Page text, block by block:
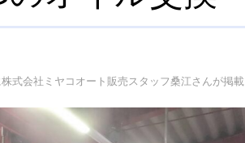
式会社ミヤコオート販売スタッフ桑江さんが掲載